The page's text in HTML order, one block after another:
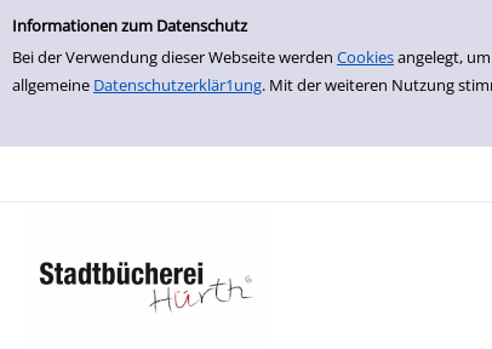
Einfache Suche
Informationen zum Datenschutz
Bei der Verwendung dieser Webseite werden Cookiesangelegt,
allgemeine Datenschutzerklär1ung. Mit der weiteren Nutzung
zur Navigation springen
zum Inhalt springen
Zur Detailanzeige springen